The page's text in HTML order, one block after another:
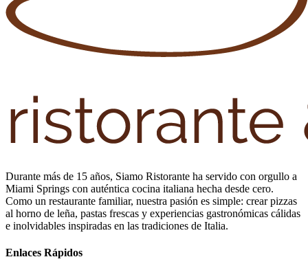
Durante más de 15 años, Siamo Ristorante ha servido con orgullo a
Miami Springs con auténtica cocina italiana hecha desde cero.
Como un restaurante familiar, nuestra pasión es simple: crear pizzas
al horno de leña, pastas frescas y experiencias gastronómicas cálidas
e inolvidables inspiradas en las tradiciones de Italia.
Enlaces Rápidos